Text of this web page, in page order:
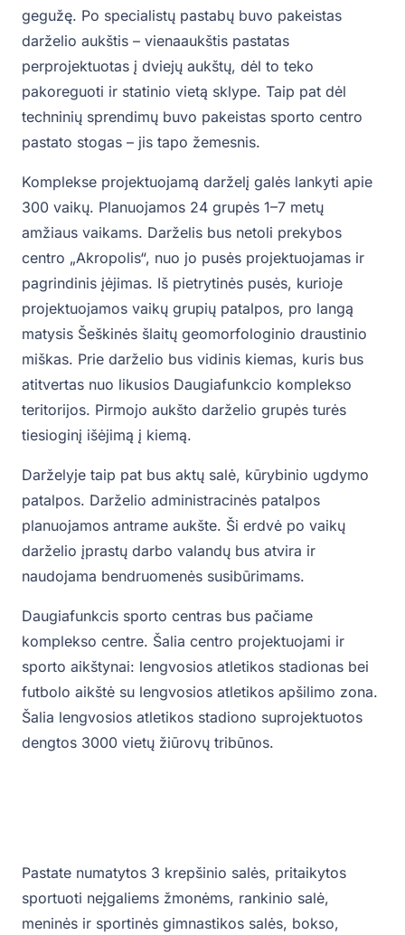
gegužę. Po specialistų pastabų buvo pakeistas
darželio aukštis – vienaaukštis pastatas
perprojektuotas į dviejų aukštų, dėl to teko
pakoreguoti ir statinio vietą sklype. Taip pat dėl
techninių sprendimų buvo pakeistas sporto centro
pastato stogas – jis tapo žemesnis.
Komplekse projektuojamą darželį galės lankyti apie
300 vaikų. Planuojamos 24 grupės 1–7 metų
amžiaus vaikams. Darželis bus netoli prekybos
centro „Akropolis“, nuo jo pusės projektuojamas ir
pagrindinis įėjimas. Iš pietrytinės pusės, kurioje
projektuojamos vaikų grupių patalpos, pro langą
matysis Šeškinės šlaitų geomorfologinio draustinio
miškas. Prie darželio bus vidinis kiemas, kuris bus
atitvertas nuo likusios Daugiafunkcio komplekso
teritorijos. Pirmojo aukšto darželio grupės turės
tiesioginį išėjimą į kiemą.
Darželyje taip pat bus aktų salė, kūrybinio ugdymo
patalpos. Darželio administracinės patalpos
planuojamos antrame aukšte. Ši erdvė po vaikų
darželio įprastų darbo valandų bus atvira ir
naudojama bendruomenės susibūrimams.
Daugiafunkcis sporto centras bus pačiame
komplekso centre. Šalia centro projektuojami ir
sporto aikštynai: lengvosios atletikos stadionas bei
futbolo aikštė su lengvosios atletikos apšilimo zona.
Šalia lengvosios atletikos stadiono suprojektuotos
dengtos 3000 vietų žiūrovų tribūnos.
Pastate numatytos 3 krepšinio salės, pritaikytos
sportuoti neįgaliems žmonėms, rankinio salė,
meninės ir sportinės gimnastikos salės, bokso,